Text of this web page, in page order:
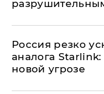
​Россия резко
аналога
новой угрозе